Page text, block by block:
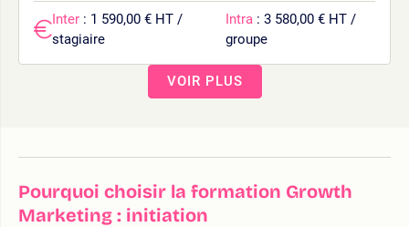
Inter : 1 590,00 € HT /
stagiaire
Intra : 3 580,00 € HT /
groupe
VOIR PLUS
Pourquoi choisir la formation Growth
Marketing : initiation